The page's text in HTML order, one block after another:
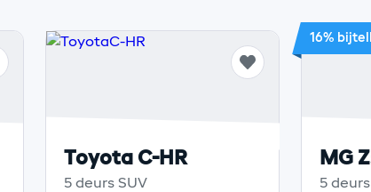
Toyota C-HR
5 deurs SUV
16%
MG
5